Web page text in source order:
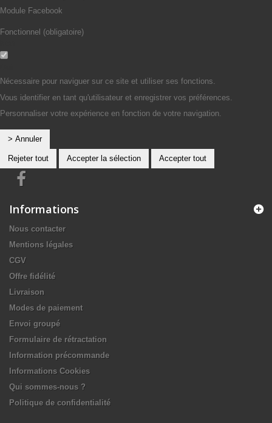
Module Facebook
Fonctionnel (obligatoire)
Nécessaire pour naviguer sur ce site et utiliser ses fonctions.
Vous identifier en tant qu'utilisateur et enregistrer vos préférences.
Personnaliser votre expérience en fonction de votre navigation.
> Annuler
Rejeter tout Accepter la sélection Accepter tout
Informations
Nous contacter
Mentions légales
CGV
Offre fidélité
Livraison
Modes de paiement
Envoi groupé
Formulaire de rétractation
Information précommande
Informations Cookies
Qui sommes-nous ?
Politique de confidentialité